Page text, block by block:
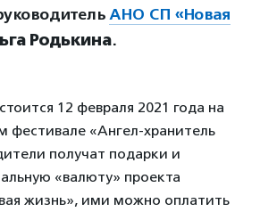
АНО СП «Новая
Родькина.
12 февраля 2021 года на
фестивале «Ангел-хранитель
получат подарки и
«валюту» проекта
жизнь», ими можно оплатить